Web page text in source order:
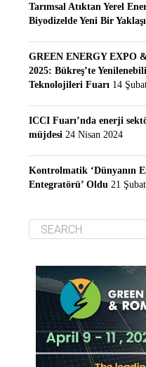
Tarımsal Atıktan Yerel
Biyodizelde Yeni Bir
GREEN ENERGY EXPO
2025: Bükreş’te
Teknolojileri Fuarı 14
ICCI Fuarı’nda enerji
müjdesi 24 Nisan 2024
Kontrolmatik ‘Dünyanın
Entegratörü’ Oldu 21